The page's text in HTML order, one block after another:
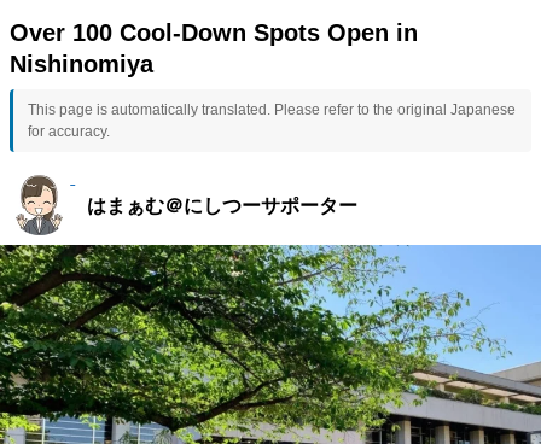
Over 100 Cool-Down Spots Open in
Nishinomiya
This page is automatically translated. Please refer to the original Japanese
for accuracy.
はまぁむ＠にしつーサポーター